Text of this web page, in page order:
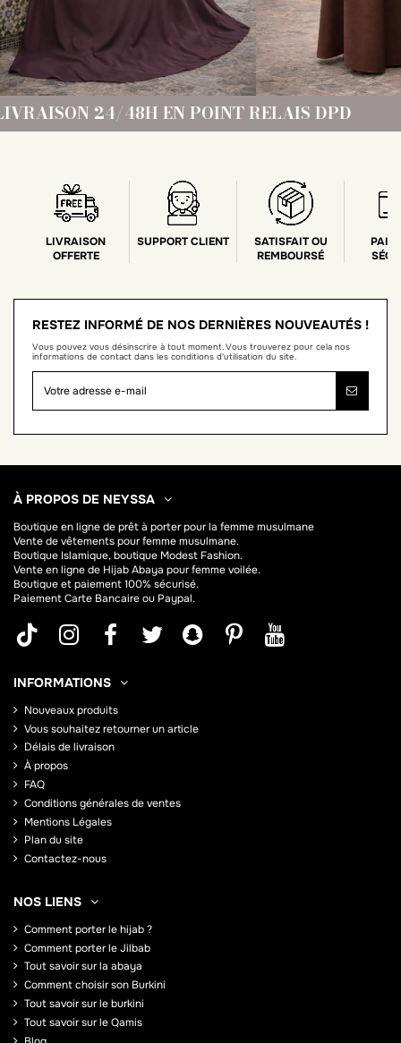
RELAIS DPD FRAIS DE PORT
LIVRAISON
OFFERTE
SUPPORT CLIENT
SATISFAIT OU
REMBOURSÉ
RESTEZ INFORMÉ DE NOS DERNIÈRES NOUVEAUTÉS !
Vous pouvez vous désinscrire à tout moment. Vous trouverez pour cela nos
informations de contact dans les conditions d'utilisation du site.
À PROPOS DE NEYSSA
Boutique en ligne deprêt à porter pour la femme musulmane
Vente de vêtements pour femme musulmane.
Boutique Islamique, boutique Modest Fashion.
Vente en ligne de HijabAbaya pour femme voilée.
Boutique et paiement 100% sécurisé.
Paiement Carte Bancaire ou Paypal.
INFORMATIONS
Nouveaux produits
Vous souhaitez retourner un article
Délais de livraison
À propos
FAQ
Conditions générales de ventes
Mentions Légales
Plan du site
Contactez-nous
NOS LIENS
Comment porter le hijab ?
Comment porter le Jilbab
Tout savoir sur la abaya
Comment choisir son Burkini
Tout savoir sur le burkini
Tout savoir sur le Qamis